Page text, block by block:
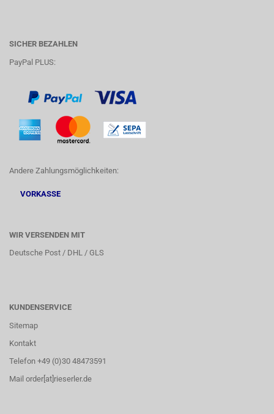
SICHER BEZAHLEN
PayPal PLUS:
Andere Zahlungsmöglichkeiten:
VORKASSE
WIR VERSENDEN MIT
Deutsche Post / DHL / GLS
KUNDENSERVICE
Sitemap
Kontakt
Telefon +49 (0)30 48473591
Mail order[at]rieserler.de